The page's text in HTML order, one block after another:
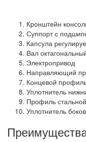
Кронштейн
Суппорт с
Капсула
Вал
Электропривод
Направляющий
Концевой
Уплотнитель
Профиль
Уплотнитель